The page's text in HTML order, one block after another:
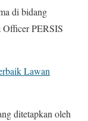
di bidang
Officer PERSIS
Lawan
ditetapkan oleh